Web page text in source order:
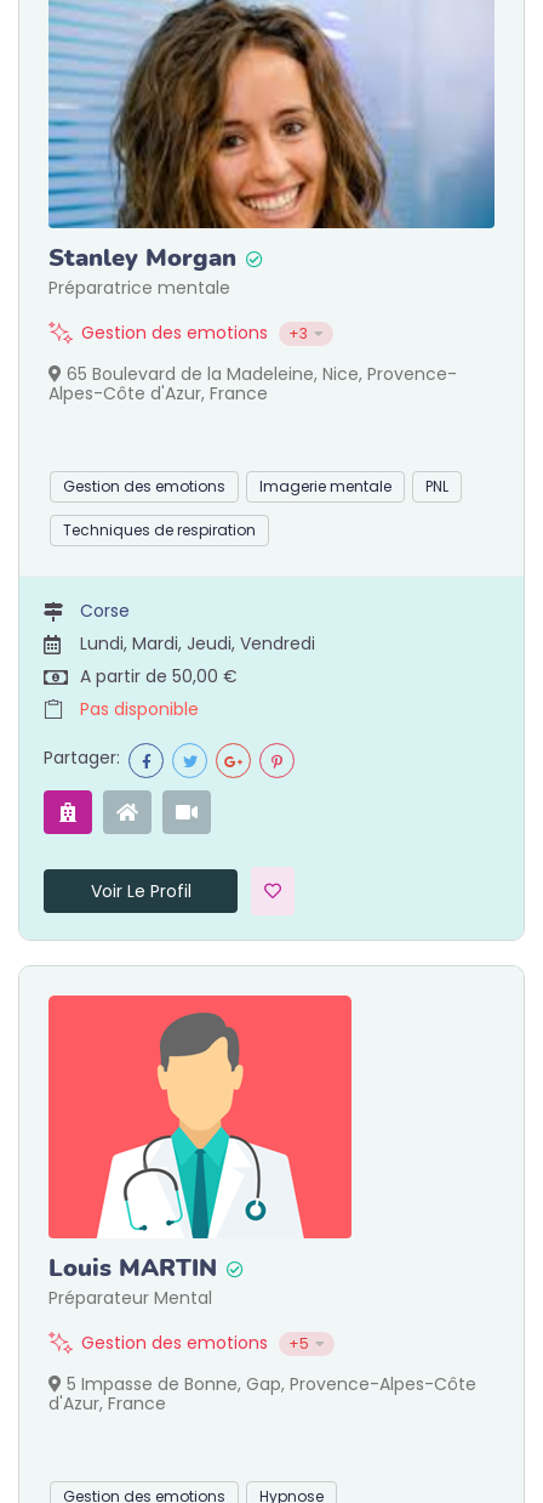
Stanley Morgan
Préparatrice mentale
Gestion des emotions
+3
65 Boulevard de la Madeleine, Nice, Provence-
Alpes-Côte d'Azur, France
Gestion des emotions Imagerie mentale PNL
Techniques de respiration
Corse
Lundi, Mardi, Jeudi, Vendredi
A partir de 50,00 €
Pas disponible
Partager:
Voir Le Profil
Louis MARTIN
Préparateur Mental
Gestion des emotions
+5
5 Impasse de Bonne, Gap, Provence-Alpes-Côte
d'Azur, France
Gestion des emotions Hypnose